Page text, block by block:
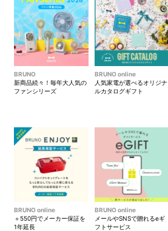
作り手のセンスが光るお菓子
信頼できる農家や生産者から直接仕入
ト。一粒作るのに3日以上の手間をかけ
コラ……。ギフトだからこそ贈りたい、
ストーリーが詰まったお菓子やドリンク
DETAIL商品詳細
シンプルで高級感のあるパッケージ
洗練されたデザインのパッケージ。コン
ち運びにも便利です。
BRUNO
新商品続々！毎年大人気の
ファンシリーズ
BRUNO online
人気家電が選べるオリジナ
ルカタログギフト
BRUNO online
＋550円でメーカー保証を
1年延長
BRUNO online
メールやSNSで贈れるeギ
フトサービス